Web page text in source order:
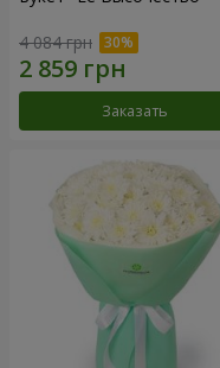
4 084 грн
Заказать